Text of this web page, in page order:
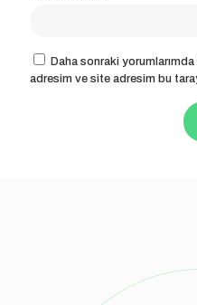
Daha sonraki
adresim ve site adresim bu